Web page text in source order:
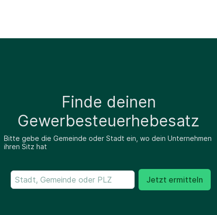
Finde deinen
Gewerbesteuerhebesatz
Bitte gebe die Gemeinde oder Stadt ein, wo dein Unternehmen
ihren Sitz hat
Jetzt ermitteln